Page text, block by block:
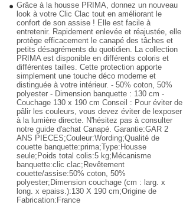
Grâce à la housse PRIMA, donnez un nouveau
look à votre Clic Clac tout en améliorant le
confort de son assise ! Elle est facile à
entretenir. Rapidement enlevée et réajustée, elle
protège efficacement le canapé des tâches et
petits désagréments du quotidien. La collection
PRIMA est disponible en différents coloris et
différentes tailles. Cette protection apporte
simplement une touche déco moderne et
distinguée à votre intérieur. - 50% coton, 50%
polyester - Dimension banquette : 130 cm -
Couchage 130 x 190 cm Conseil : Pour éviter de
pâlir les couleurs, vous devez éviter de lexposer
à la lumière directe. N'hésitez pas à consulter
notre guide d'achat Canapé. Garantie:GAR 2
ANS PIECES;Couleur:Wording;Qualité de
couette banquette:prima;Type:Housse
seule;Poids total colis:5 kg;Mécanisme
banquette:clic clac;Revêtement
couette/assise:50% coton, 50%
polyester;Dimension couchage (cm : larg. x
long. x epaiss.):130 X 190 cm;Origine de
Fabrication:France